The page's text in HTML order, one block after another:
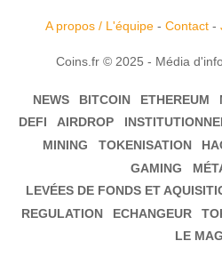
A propos / L'équipe- Contact-
Coins.fr © 2025 - Média
NEWS BITCOIN ETHEREUM
DEFI
AIRDROP
MINING
TOKENISATION
GAMING
LEVÉES DE FONDS ET
REGULATION
ECHANGEUR
LE MAG